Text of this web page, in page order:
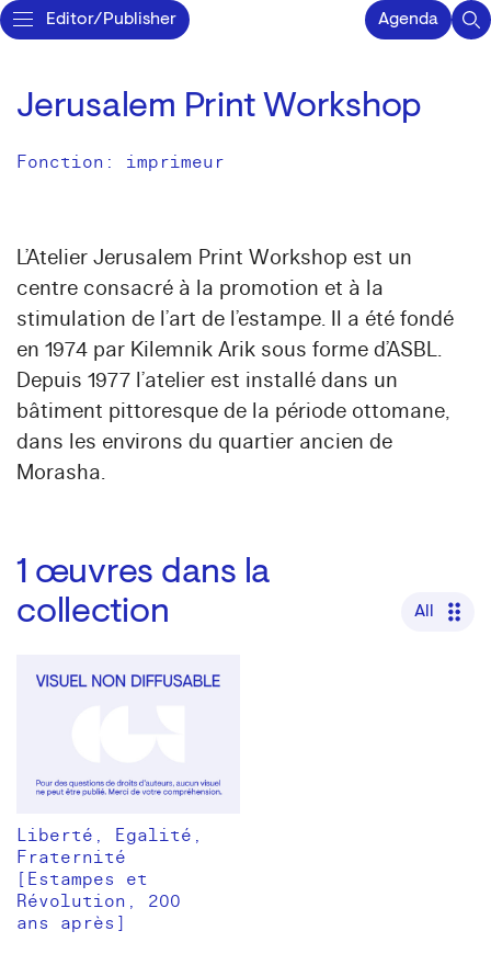
Editor/Publisher Agenda
Jerusalem Print Workshop
Fonction: imprimeur
L’Atelier Jerusalem Print Workshop est un
centre consacré à la promotion et à la
stimulation de l’art de l’estampe. Il a été fondé
en 1974 par Kilemnik Arik sous forme d’ASBL.
Depuis 1977 l’atelier est installé dans un
bâtiment pittoresque de la période ottomane,
dans les environs du quartier ancien de
Morasha.
1 œuvres dans la
collection
All
Liberté, Egalité,
Fraternité
[Estampes et
Révolution, 200
ans après]